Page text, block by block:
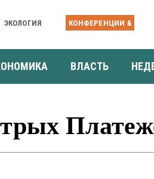
ЭКОЛОГИЯ КОНФЕРЕНЦИИ &
ВЛАСТЬ